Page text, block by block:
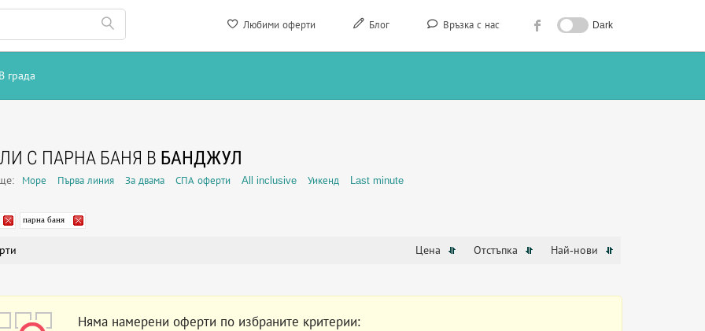
Любими оферти Блог Връзка с нас Dark
В града
С ПАРНА БАНЯ В БАНДЖУЛ
Море Първа линия За двама СПА оферти All inclusive Уикенд Last minute
парна баня
Цена Отстъпка Най-нови
Няма намерени оферти по избраните критерии: